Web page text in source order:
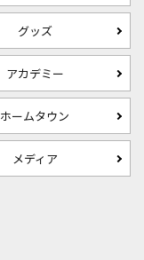
グッズ
アカデミー
ホームタウン
メディア